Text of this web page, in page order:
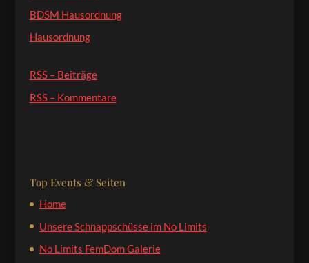
BDSM Hausordnung
Hausordnung
RSS – Beiträge
RSS – Kommentare
Top Events & Seiten
Home
Unsere Schnappschüsse im No Limits
No Limits FemDom Galerie